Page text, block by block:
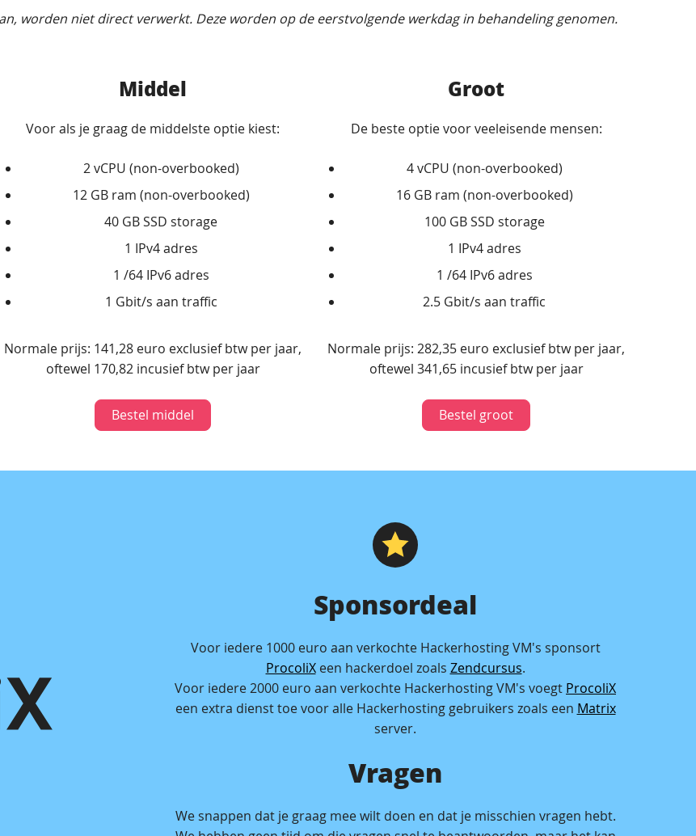
worden niet direct verwerkt. Deze worden op de eerstvolgende werkdag in behandeling genomen.
Middel
Voor als je graag de middelste optie kiest:
2 vCPU (non-overbooked)
12 GB ram (non-overbooked)
40 GB SSD storage
1 IPv4 adres
1 /64 IPv6 adres
1 Gbit/s aan traffic
Normale prijs: 141,28 euro exclusief btw per jaar,
oftewel 170,82 incusief btw per jaar
Bestel middel
Groot
De beste optie voor veeleisende mensen:
4 vCPU (non-overbooked)
16 GB ram (non-overbooked)
100 GB SSD storage
1 IPv4 adres
1 /64 IPv6 adres
2.5 Gbit/s aan traffic
Normale prijs: 282,35 euro exclusief btw per jaar,
oftewel 341,65 incusief btw per jaar
Bestel groot
Sponsordeal
Voor iedere 1000 euro aan verkochte Hackerhosting VM's sponsort
ProcoliXeen hackerdoel zoals Zendcursus.
Voor iedere 2000 euro aan verkochte Hackerhosting VM's voegt ProcoliX
een extra dienst toe voor alle Hackerhosting gebruikers zoals een Matrix
server.
Vragen
We snappen dat je graag mee wilt doen en dat je misschien vragen hebt.